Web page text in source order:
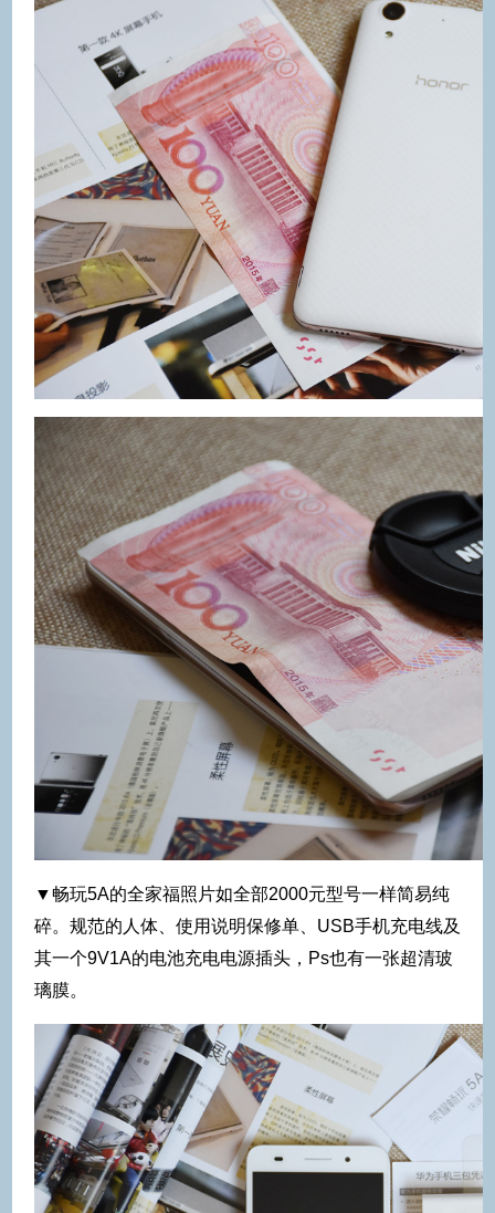
▼畅玩5A的全家福照片如全部2000元型号一样简易纯
碎。规范的人体、使用说明保修单、USB手机充电线及
其一个9V1A的电池充电电源插头，Ps也有一张超清玻
璃膜。